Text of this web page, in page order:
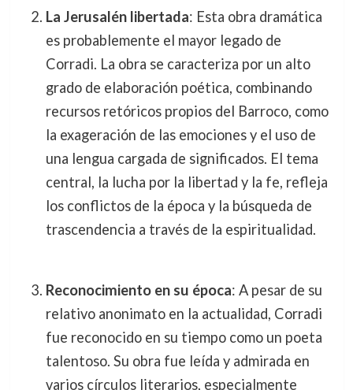
La Jerusalén libertada: Esta obra dramática
es probablemente el mayor legado de
Corradi. La obra se caracteriza por un alto
grado de elaboración poética, combinando
recursos retóricos propios del Barroco, como
la exageración de las emociones y el uso de
una lengua cargada de significados. El tema
central, la lucha por la libertad y la fe, refleja
los conflictos de la época y la búsqueda de
trascendencia a través de la espiritualidad.
Reconocimiento en su época: A pesar de su
relativo anonimato en la actualidad, Corradi
fue reconocido en su tiempo como un poeta
talentoso. Su obra fue leída y admirada en
varios círculos literarios, especialmente